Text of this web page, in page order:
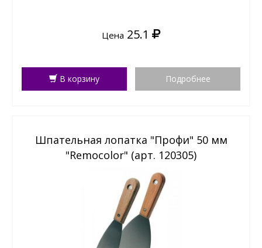
Цена 25.1
В корзину Подробнее
Шпательная лопатка "Профи" 50 мм
"Remocolor" (арт. 120305)